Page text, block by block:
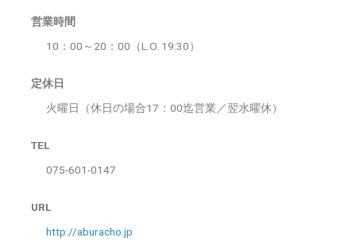
営業時間
10：00～20：00（L.O. 19:30）
定休日
火曜日（休日の場合17：00迄営業／翌水曜休）
TEL
075-601-0147
URL
http://aburacho.jp